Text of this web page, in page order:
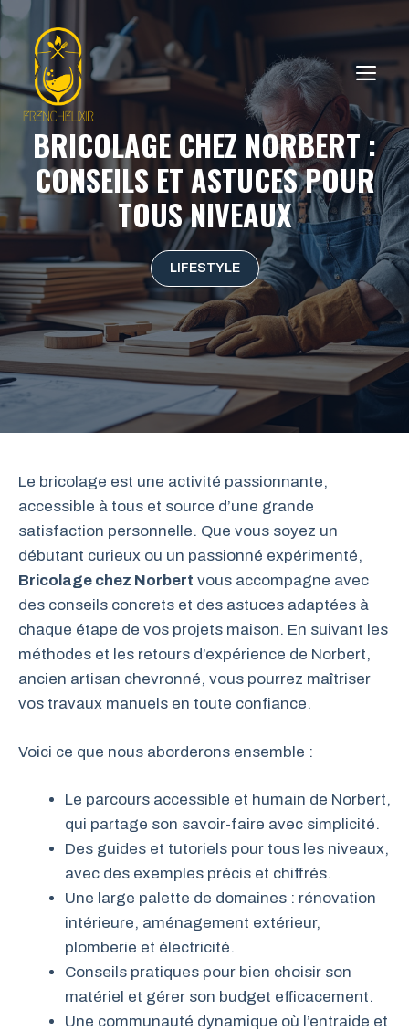
Aller
au
contenu
BRICOLAGE CHEZ NORBERT :
CONSEILS ET ASTUCES POUR
TOUS NIVEAUX
LIFESTYLE
Le bricolage est une activité passionnante,
accessible à tous et source d’une grande
satisfaction personnelle. Que vous soyez un
débutant curieux ou un passionné expérimenté,
Bricolage chez Norbert vous accompagne avec
des conseils concrets et des astuces adaptées à
chaque étape de vos projets maison. En suivant les
méthodes et les retours d’expérience de Norbert,
ancien artisan chevronné, vous pourrez maîtriser
vos travaux manuels en toute confiance.
Voici ce que nous aborderons ensemble :
Le parcours accessible et humain de Norbert,
qui partage son savoir-faire avec simplicité.
Des guides et tutoriels pour tous les niveaux,
avec des exemples précis et chiffrés.
Une large palette de domaines : rénovation
intérieure, aménagement extérieur,
plomberie et électricité.
Conseils pratiques pour bien choisir son
matériel et gérer son budget efficacement.
Une communauté dynamique où l’entraide et